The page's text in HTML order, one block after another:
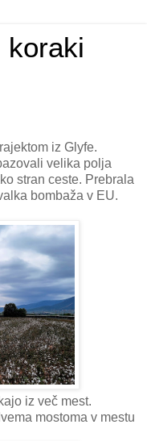
koraki
iz Glyfe.
velika polja
stran ceste. Prebrala
bombaža v EU.
iz več mest.
mostoma v mestu